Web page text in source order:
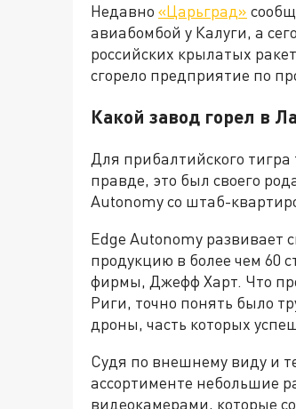
Недавно «Царьград»
авиабомбой у Калуги, а
российских крылатых
сгорело предприятие по
Какой завод горел в
Для прибалтийского
правде, это был своего
Autonomy со штаб-
Edge Autonomy развивает
продукцию в более чем 60
фирмы, Джефф Харт. Что
Риги, точно понять было
дроны, часть которых
Судя по внешнему виду и
ассортименте небольшие
видеокамерами, которые